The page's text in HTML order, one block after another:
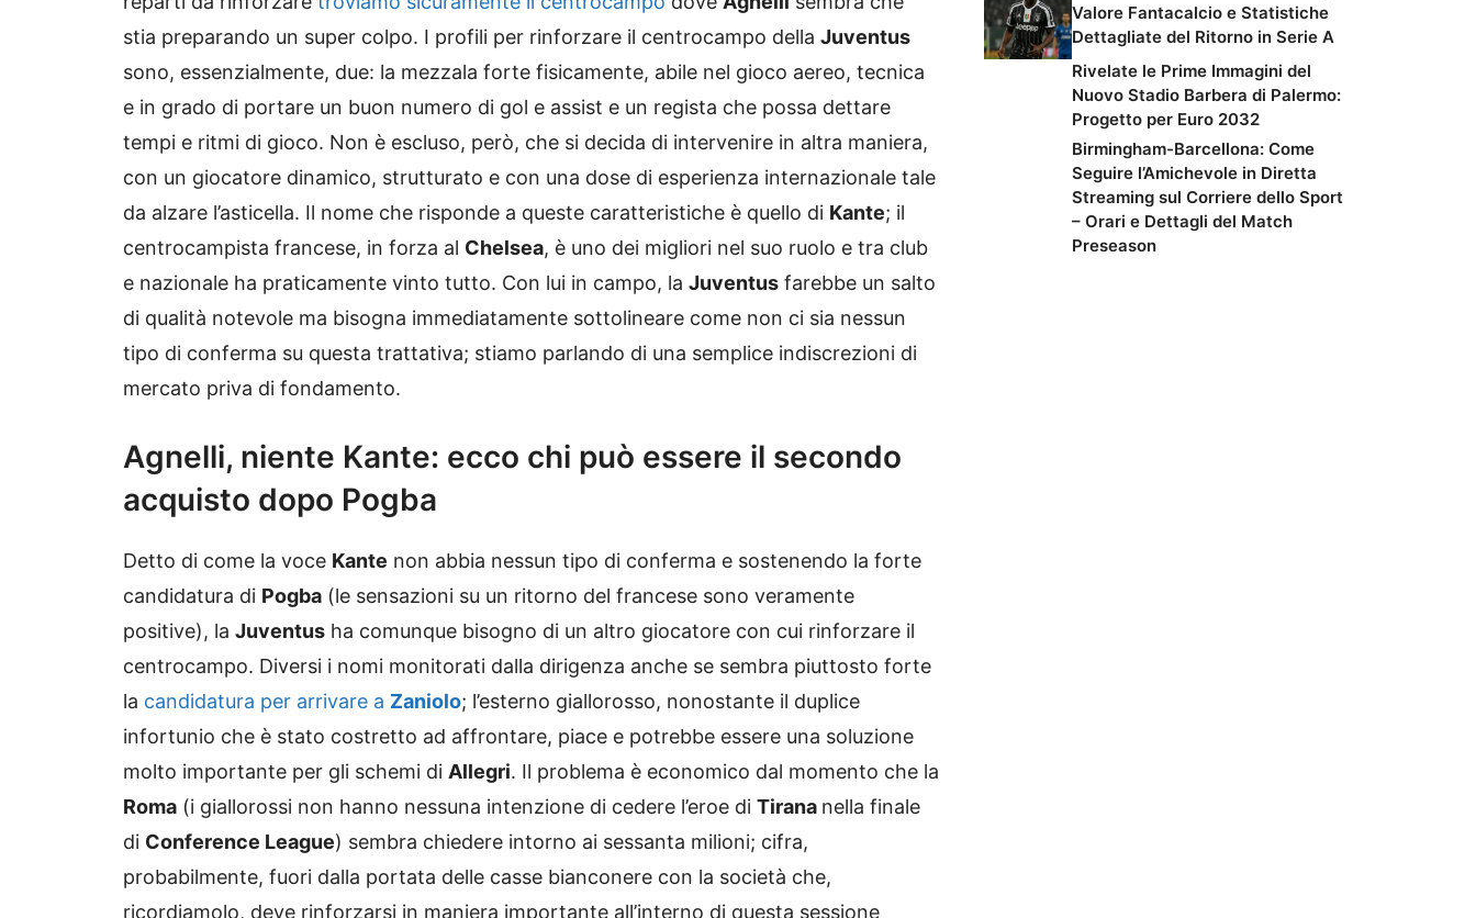
stia preparando un super colpo. I profili per rinforzare il centrocampo della Juventus
sono, essenzialmente, due: la mezzala forte fisicamente, abile nel gioco aereo, tecnica
e in grado di portare un buon numero di gol e assist e un regista che possa dettare
tempi e ritmi di gioco. Non è escluso, però, che si decida di intervenire in altra maniera,
con un giocatore dinamico, strutturato e con una dose di esperienza internazionale tale
da alzare l’asticella. Il nome che risponde a queste caratteristiche è quello di Kante; il
centrocampista francese, in forza al Chelsea, è uno dei migliori nel suo ruolo e tra club
e nazionale ha praticamente vinto tutto. Con lui in campo, la Juventus farebbe un salto
di qualità notevole ma bisogna immediatamente sottolineare come non ci sia nessun
tipo di conferma su questa trattativa; stiamo parlando di una semplice indiscrezioni di
mercato priva di fondamento.
Agnelli, niente Kante: ecco chi può essere il secondo
acquisto dopo Pogba
Detto di come la voce Kante non abbia nessun tipo di conferma e sostenendo la forte
candidatura di Pogba (le sensazioni su un ritorno del francese sono veramente
positive), la Juventus ha comunque bisogno di un altro giocatore con cui rinforzare il
centrocampo. Diversi i nomi monitorati dalla dirigenza anche se sembra piuttosto forte
la candidatura per arrivare a Zaniolo; l’esterno giallorosso, nonostante il duplice
infortunio che è stato costretto ad affrontare, piace e potrebbe essere una soluzione
molto importante per gli schemi di Allegri. Il problema è economico dal momento che la
Roma (i giallorossi non hanno nessuna intenzione di cedere l’eroe di Tirana nella finale
di Conference League) sembra chiedere intorno ai sessanta milioni; cifra,
probabilmente, fuori dalla portata delle casse bianconere con la società che,
ricordiamolo, deve rinforzarsi in maniera importante all’interno di questa sessione
Valore Fantacalcio e Statistiche
Dettagliate del Ritorno in Serie A
Rivelate le Prime Immagini del
Nuovo Stadio Barbera di Palermo:
Progetto per Euro 2032
Birmingham-Barcellona: Come
Seguire l’Amichevole in Diretta
Streaming sul Corriere dello Sport
– Orari e Dettagli del Match
Preseason